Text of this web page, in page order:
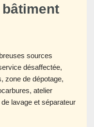
sources
désaffectée,
zone de dépotage,
atelier
lavage et séparateur